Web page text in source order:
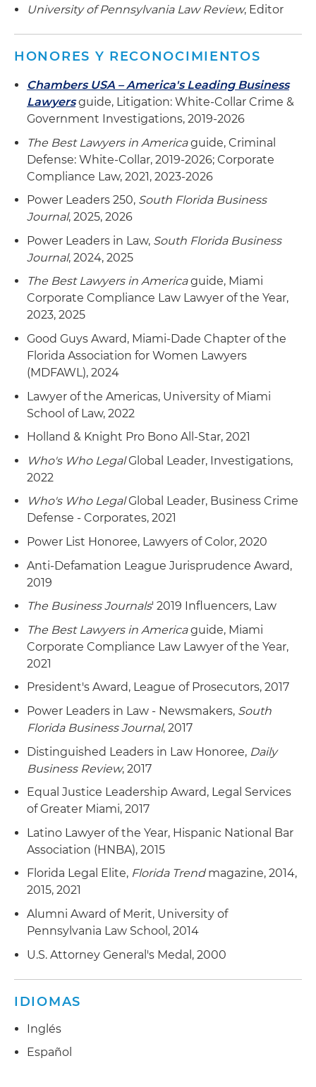
University of Pennsylvania Law Review, Editor
HONORES Y RECONOCIMIENTOS
Chambers USA – America's Leading Business
Lawyersguide, Litigation: White-Collar Crime &
Government Investigations, 2019-2026
The Best Lawyers in Americaguide, Criminal
Defense: White-Collar, 2019-2026; Corporate
Compliance Law, 2021, 2023-2026
Power Leaders 250, South Florida Business
Journal, 2025, 2026
Power Leaders in Law, South Florida Business
Journal, 2024, 2025
The Best Lawyers in Americaguide, Miami
Corporate Compliance Law Lawyer of the Year,
2023, 2025
Good Guys Award, Miami-Dade Chapter of the
Florida Association for Women Lawyers
(MDFAWL), 2024
Lawyer of the Americas, University of Miami
School of Law, 2022
Holland & Knight Pro Bono All-Star, 2021
Who's Who LegalGlobal Leader, Investigations,
2022
Who's Who LegalGlobal Leader, Business Crime
Defense - Corporates, 2021
Power List Honoree, Lawyers of Color, 2020
Anti-Defamation League Jurisprudence Award,
2019
The Business Journals' 2019 Influencers, Law
The Best Lawyers in Americaguide, Miami
Corporate Compliance Law Lawyer of the Year,
2021
President's Award, League of Prosecutors, 2017
Power Leaders in Law - Newsmakers, South
Florida Business Journal, 2017
Distinguished Leaders in Law Honoree, Daily
Business Review, 2017
Equal Justice Leadership Award, Legal Services
of Greater Miami, 2017
Latino Lawyer of the Year, Hispanic National Bar
Association (HNBA), 2015
Florida Legal Elite, Florida Trendmagazine, 2014,
2015, 2021
Alumni Award of Merit, University of
Pennsylvania Law School, 2014
U.S. Attorney General's Medal, 2000
IDIOMAS
Inglés
Español